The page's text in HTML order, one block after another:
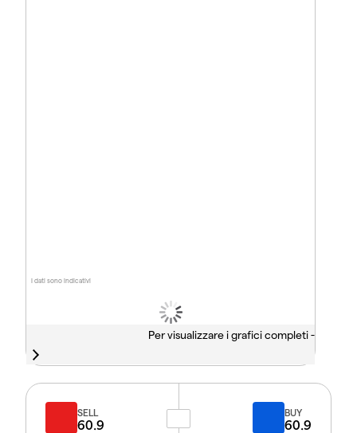
I dati sono indicativi
Per visualizzare i grafici completi -
SELL
60.9
BUY
60.9